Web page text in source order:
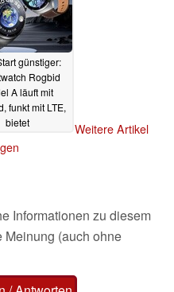
günstiger:
Rogbid
A läuft mit
funkt mit LTE,
bietet
28.01.2024
Weitere Artikel
Informationen zu diesem
(auch ohne